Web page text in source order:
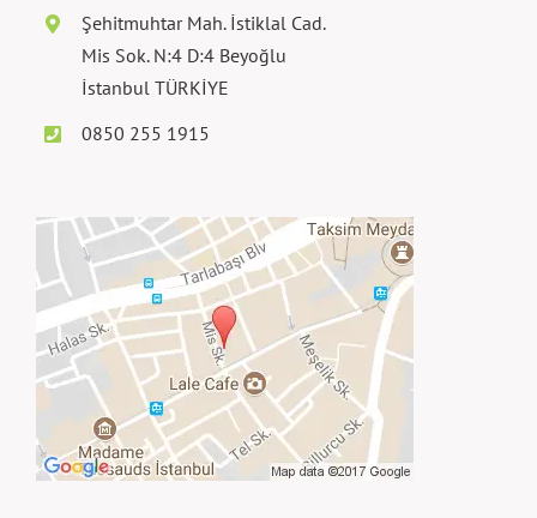
Şehitmuhtar Mah. İstiklal Cad.
Mis Sok. N:4 D:4 Beyoğlu
İstanbul TÜRKİYE
0850 255 1915